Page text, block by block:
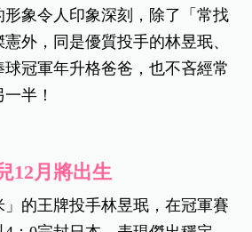
象令人印象深刻，除了「常找
外，同是優質投手的林昱珉、
冠軍年升格爸爸，也不吝經常
半！
12月將出生
的王牌投手林昱珉，在冠軍賽